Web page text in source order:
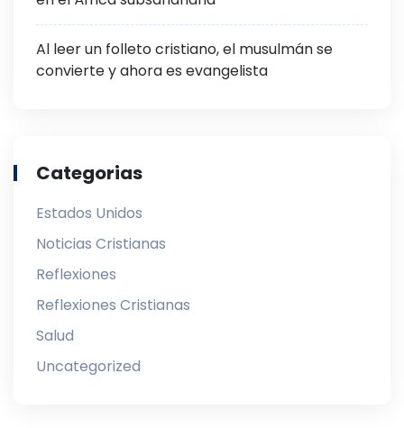
Al leer un folleto cristiano, el musulmán se
convierte y ahora es evangelista
Categorias
Estados Unidos
Noticias Cristianas
Reflexiones
Reflexiones Cristianas
Salud
Uncategorized